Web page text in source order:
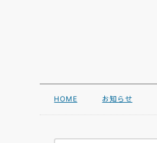
HOME お知らせ